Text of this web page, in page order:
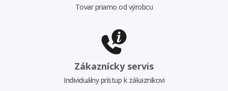
Tovar priamo od výrobcu
Zákaznícky servis
Individuálny prístup k zákazníkovi